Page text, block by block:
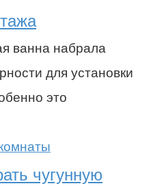
ванна набрала
для установки
это
чугунную